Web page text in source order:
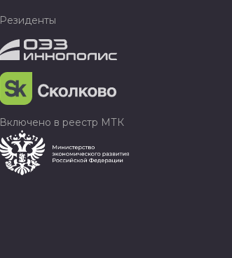
Резиденты
Включено в реестр МТК